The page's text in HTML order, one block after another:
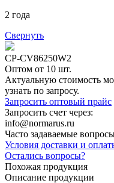
2 года
Свернуть
CP-CV86250W2
Оптом от 10 шт.
Актуальную стоимость
узнать по запросу.
Запросить оптовый прайс
Запросить счет через:
info@normarus.ru
Часто задаваемые
Условия доставки и
Остались вопросы?
Похожая продукция
Описание продукции